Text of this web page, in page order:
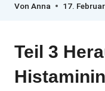
Von Anna 17.
Teil 3